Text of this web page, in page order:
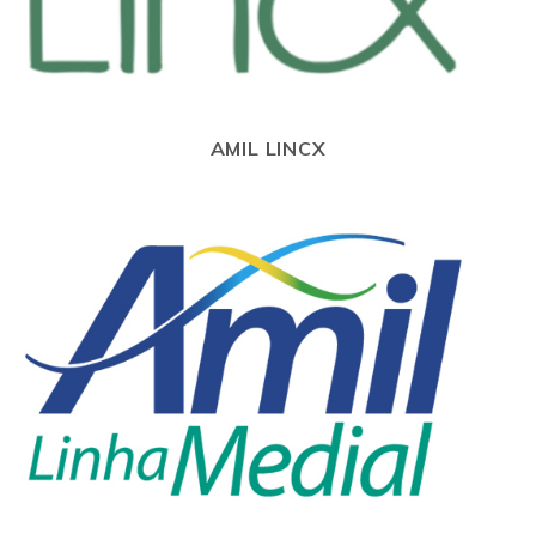
AMIL LINCX